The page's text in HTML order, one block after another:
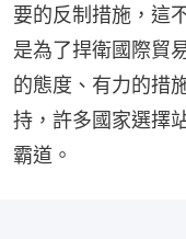
要的反制措施，這
是為了捍衛國際貿
的態度、有力的措
持，許多國家選擇
霸道。